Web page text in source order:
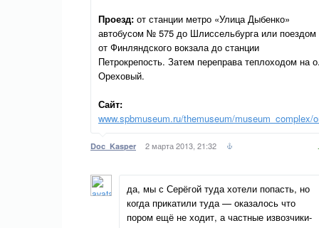
Проезд: от станции метро «Улица Дыбенко»
автобусом № 575 до Шлиссельбурга или поездом
от Финляндского вокзала до станции
Петрокрепость. Затем переправа теплоходом на
Ореховый.
Сайт:
www.spbmuseum.ru/themuseum/museum_complex/
Doc_Kasper 2 марта 2013, 21:32
да, мы с Серёгой туда хотели попасть, но
когда прикатили туда — оказалось что
пором ещё не ходит, а частные извозчики-